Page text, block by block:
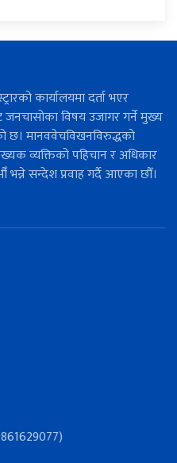
कार्यालयमा दर्ता भएर
जनचासोका विषय उजागर गर्ने मुख्य
छ। मानववेचविखनविरुद्धको
व्यक्तिको पहिचान र अधिकार
भन्ने सन्देश प्रवाह गर्दै आएका छौँ।